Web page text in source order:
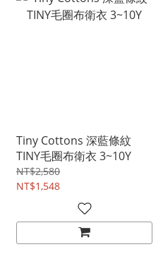
Tiny Cottons 深藍條紋
TINY毛圈布衛衣 3~10Y
NT$2,580
NT$1,548